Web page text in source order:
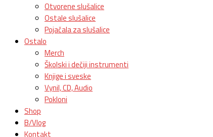
Otvorene slušalice
Ostale slušalice
Pojačala za slušalice
Ostalo
Merch
Školski i dečiji instrumenti
Knjige i sveske
Vynil, CD, Audio
Pokloni
Shop
B/Vlog
Kontakt